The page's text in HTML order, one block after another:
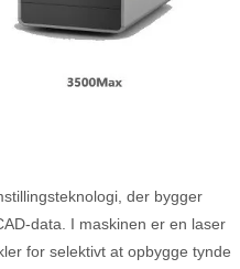
der bygger
data. I maskinen er en laser
for selektivt at opbygge tynde